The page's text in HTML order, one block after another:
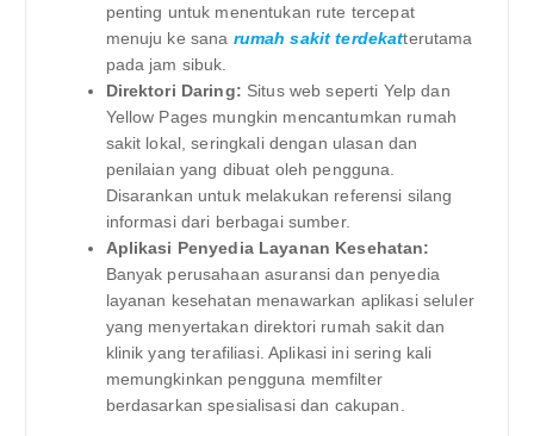
penting untuk menentukan rute tercepat
menuju ke sana rumah sakit terdekatterutama
pada jam sibuk.
Direktori Daring: Situs web seperti Yelp dan
Yellow Pages mungkin mencantumkan rumah
sakit lokal, seringkali dengan ulasan dan
penilaian yang dibuat oleh pengguna.
Disarankan untuk melakukan referensi silang
informasi dari berbagai sumber.
Aplikasi Penyedia Layanan Kesehatan:
Banyak perusahaan asuransi dan penyedia
layanan kesehatan menawarkan aplikasi seluler
yang menyertakan direktori rumah sakit dan
klinik yang terafiliasi. Aplikasi ini sering kali
memungkinkan pengguna memfilter
berdasarkan spesialisasi dan cakupan.